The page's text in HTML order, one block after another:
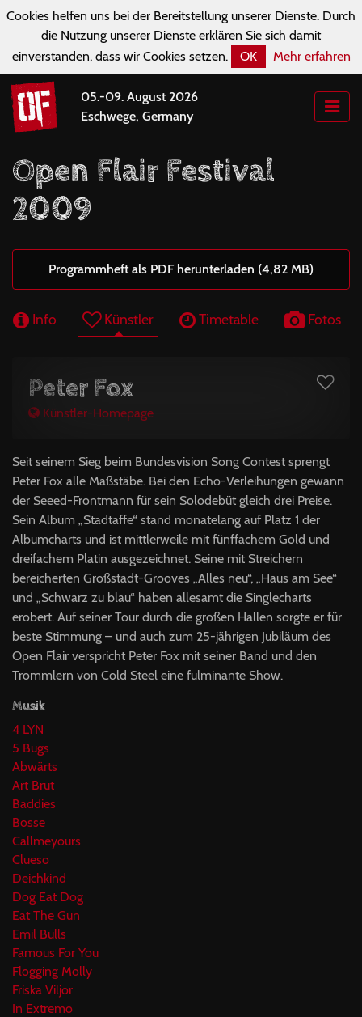
Cookies helfen uns bei der Bereitstellung unserer Dienste. Durch
die Nutzung unserer Dienste erklären Sie sich damit
einverstanden, dass wir Cookies setzen.
OK Mehr erfahren
05.-09. August 2026
Eschwege, Germany
Open Flair Festival
2009
Programmheft als PDF herunterladen (4,82 MB)
Info Künstler Timetable Fotos
Peter Fox
Künstler-Homepage
Seit seinem Sieg beim Bundesvision Song Contest sprengt
Peter Fox alle Maßstäbe. Bei den Echo-Verleihungen gewann
der Seeed-Frontmann für sein Solodebüt gleich drei Preise.
Sein Album „Stadtaffe“ stand monatelang auf Platz 1 der
Albumcharts und ist mittlerweile mit fünffachem Gold und
dreifachem Platin ausgezeichnet. Seine mit Streichern
bereicherten Großstadt-Grooves „Alles neu“, „Haus am See“
und „Schwarz zu blau“ haben allesamt die Singlecharts
erobert. Auf seiner Tour durch die großen Hallen sorgte er für
beste Stimmung – und auch zum 25-jährigen Jubiläum des
Open Flair verspricht Peter Fox mit seiner Band und den
Trommlern von Cold Steel eine fulminante Show.
Musik
4 LYN
5 Bugs
Abwärts
Art Brut
Baddies
Bosse
Callmeyours
Clueso
Deichkind
Dog Eat Dog
Eat The Gun
Emil Bulls
Famous For You
Flogging Molly
Friska Viljor
In Extremo